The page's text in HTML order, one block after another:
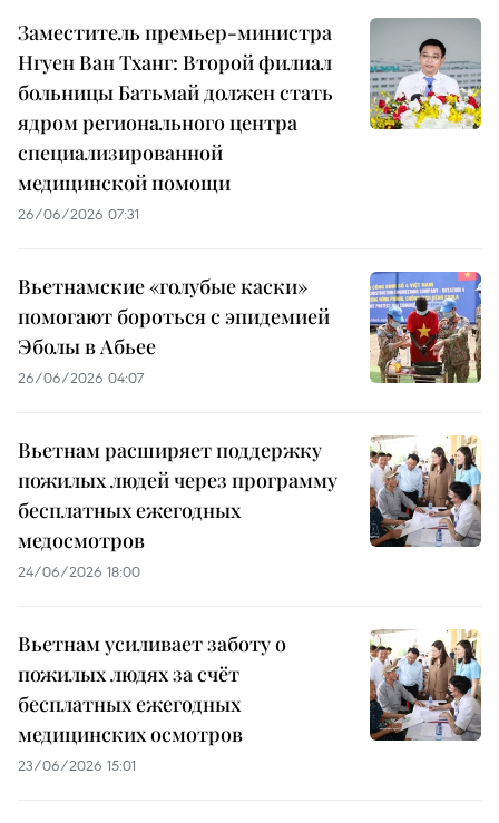
Заместитель премьер-министра
Нгуен Ван Тханг: Второй филиал
больницы Батьмай должен стать
ядром регионального центра
специализированной
медицинской помощи
26/06/2026 07:31
Вьетнамские «голубые каски»
помогают бороться с эпидемией
Эболы в Абьее
26/06/2026 04:07
Вьетнам расширяет поддержку
пожилых людей через программу
бесплатных ежегодных
медосмотров
24/06/2026 18:00
Вьетнам усиливает заботу о
пожилых людях за счёт
бесплатных ежегодных
медицинских осмотров
23/06/2026 15:01